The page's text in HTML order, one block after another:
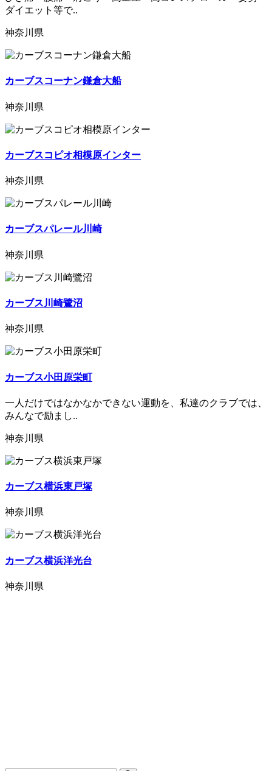
ダイエット等で..
神奈川県
カーブスコーナン鎌倉大船
神奈川県
カーブスコピオ相模原インター
神奈川県
カーブスパレール川崎
神奈川県
カーブス川崎鷺沼
神奈川県
カーブス小田原栄町
一人だけではなかなかできない運動を、私達のクラブでは、
みんなで励まし..
神奈川県
カーブス横浜東戸塚
神奈川県
カーブス横浜洋光台
神奈川県